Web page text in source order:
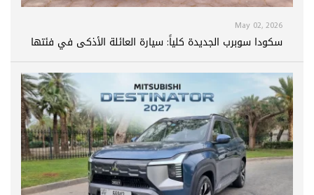
May 02, 2026
سكودا سوبرب الجديدة كلياً: سيارة العائلة الأذكى في فئتها